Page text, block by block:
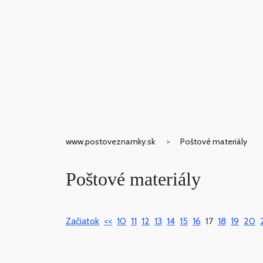
www.postoveznamky.sk Poštové materiály
Poštové materiály
Začiatok << 10 11 12 13 14 15 16 17 18 19 20